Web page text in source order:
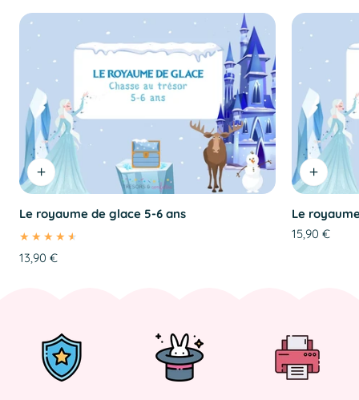
Le royaume de glace 5-6 ans
Prix
13,90 €
Le
Prix
15,90 €